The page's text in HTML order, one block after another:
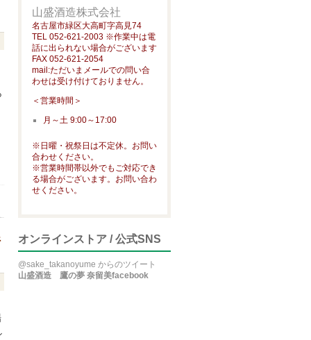
山盛酒造株式会社
名古屋市緑区大高町字高見74
TEL 052-621-2003 ※作業中は電
話に出られない場合がございます
FAX 052-621-2054
mail:ただいまメールでの問い合
わせは受け付けておりません。
＜営業時間＞
月～土 9:00～17:00
※日曜・祝祭日は不定休。お問い
合わせください。
※営業時間帯以外でもご対応でき
る場合がございます。お問い合わ
せください。
オンラインストア / 公式SNS
@sake_takanoyume からのツイート
山盛酒造 鷹の夢 奈留美facebook